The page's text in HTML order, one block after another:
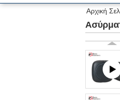
Αρχική